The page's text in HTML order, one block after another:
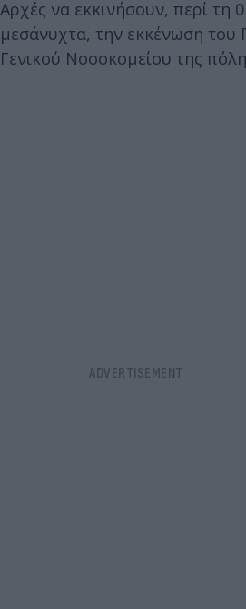
Αρχές να εκκινήσουν, περί τη
μεσάνυχτα, την εκκένωση του
Γενικού Νοσοκομείου της